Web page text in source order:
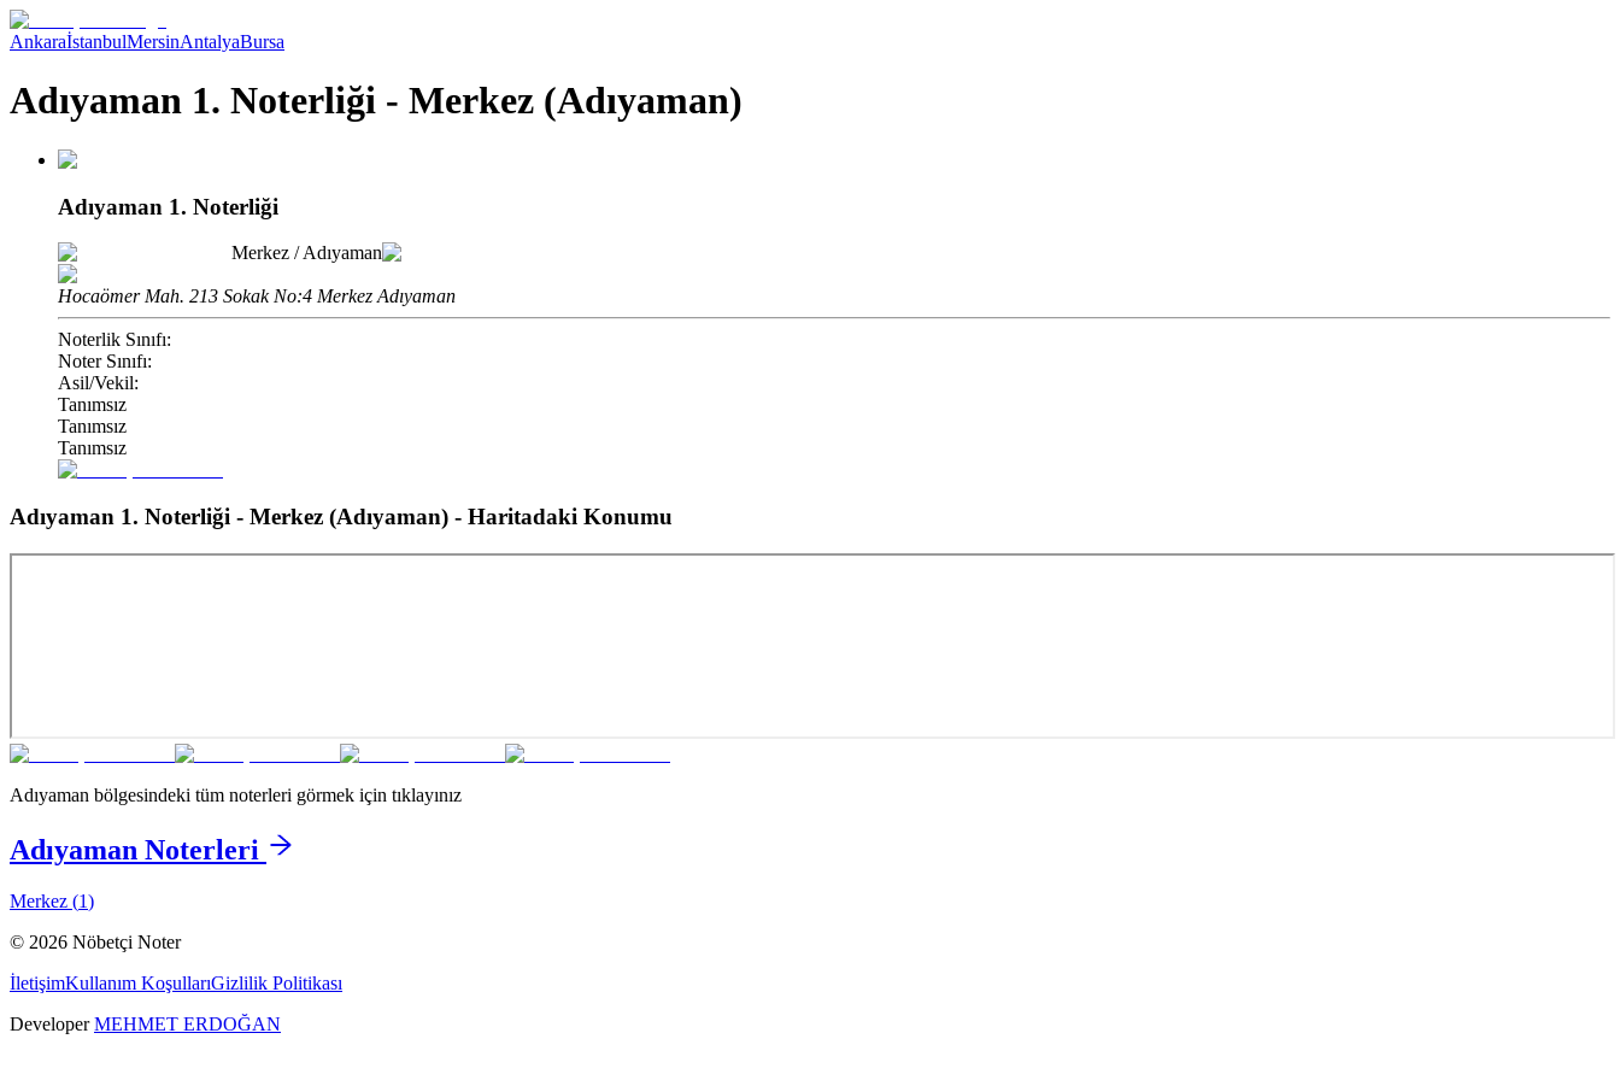
AnkaraİstanbulMersinAntalyaBursa
Adıyaman 1. Noterliği - Merkez (Adıyaman)
Adıyaman 1. Noterliği
Merkez /Adıyaman
Hocaömer Mah. 213 Sokak No:4 Merkez Adıyaman
Noterlik Sınıfı:
Noter Sınıfı:
Asil/Vekil:
Tanımsız
Tanımsız
Tanımsız
Adıyaman 1. Noterliği - Merkez (Adıyaman) - Haritadaki Konumu
Adıyaman bölgesindeki tüm noterleri görmek için tıklayınız
Adıyaman Noterleri
Merkez (1)
© 2026 Nöbetçi Noter
İletişimKullanım KoşullarıGizlilik Politikası
DeveloperMEHMET ERDOĞAN